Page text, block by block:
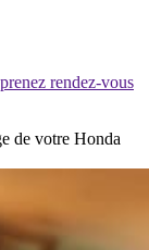
rendez-vous
de votre Honda